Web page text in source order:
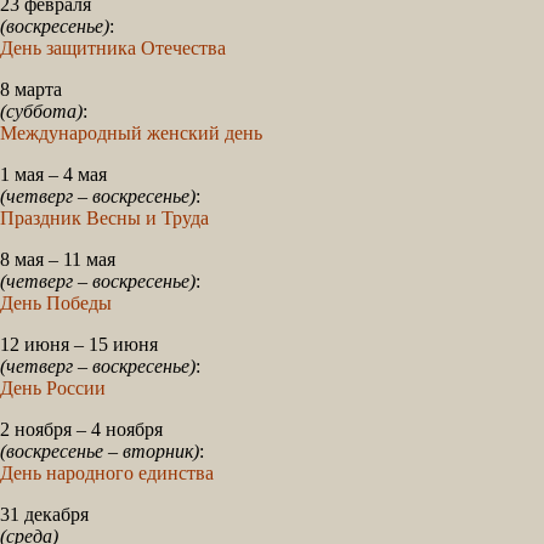
(воскресенье):
День защитника Отечества
8 марта
(суббота):
Международный женский день
1 мая – 4 мая
(четверг – воскресенье):
Праздник Весны и Труда
8 мая – 11 мая
(четверг – воскресенье):
День Победы
12 июня – 15 июня
(четверг – воскресенье):
День России
2 ноября – 4 ноября
(воскресенье – вторник):
День народного единства
31 декабря
(среда)